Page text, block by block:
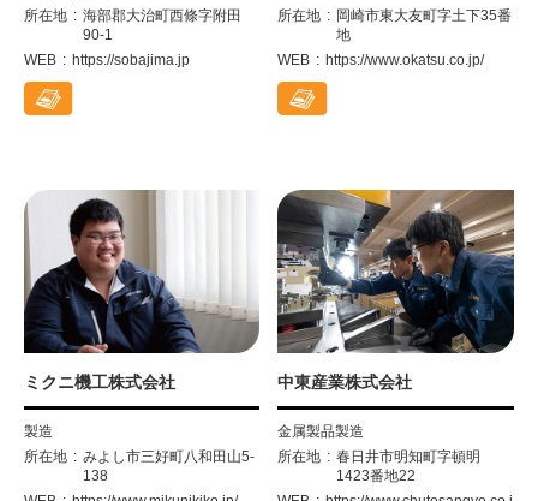
所在地
海部郡大治町西條字附田
90-1
WEB
https://sobajima.jp
所在地
岡崎市東大友町字土下35番
地
WEB
https://www.okatsu.co.jp/
ミクニ機工株式会社
製造
所在地
みよし市三好町八和田山5-
138
中東産業株式会社
金属製品製造
所在地
春日井市明知町字頓明
1423番地22